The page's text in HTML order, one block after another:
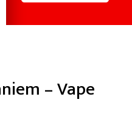
– Vape